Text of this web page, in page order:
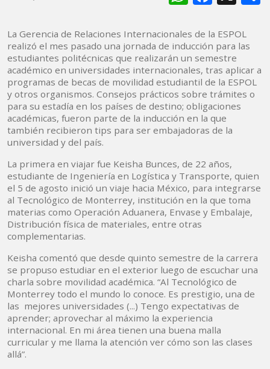
La Gerencia de Relaciones Internacionales de la ESPOL
realizó el mes pasado una jornada de inducción para las
estudiantes politécnicas que realizarán un semestre
académico en universidades internacionales, tras aplicar a
programas de becas de movilidad estudiantil de la ESPOL
y otros organismos. Consejos prácticos sobre trámites o
para su estadía en los países de destino; obligaciones
académicas, fueron parte de la inducción en la que
también recibieron tips para ser embajadoras de la
universidad y del país.
La primera en viajar fue Keisha Bunces, de 22 años,
estudiante de Ingeniería en Logística y Transporte, quien
el 5 de agosto inició un viaje hacia México, para integrarse
al Tecnológico de Monterrey, institución en la que toma
materias como Operación Aduanera, Envase y Embalaje,
Distribución física de materiales, entre otras
complementarias.
Keisha comentó que desde quinto semestre de la carrera
se propuso estudiar en el exterior luego de escuchar una
charla sobre movilidad académica. “Al Tecnológico de
Monterrey todo el mundo lo conoce. Es prestigio, una de
las mejores universidades (...) Tengo expectativas de
aprender; aprovechar al máximo la experiencia
internacional. En mi área tienen una buena malla
curricular y me llama la atención ver cómo son las clases
allá”.